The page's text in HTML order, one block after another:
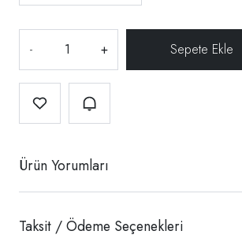
- +
Ürün Yorumları
Taksit / Ödeme Seçenekleri